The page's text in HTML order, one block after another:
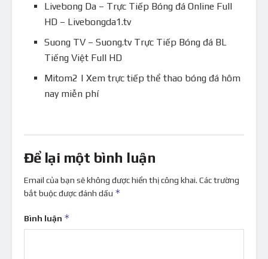
Livebong Da – Trực Tiếp Bóng đá Online Full
HD – Livebongda1.tv
Suong TV – Suong.tv Trực Tiếp Bóng đá BL
Tiếng Việt Full HD
Mitom2 | Xem trực tiếp thể thao bóng đá hôm
nay miễn phí
Để lại một bình luận
Email của bạn sẽ không được hiển thị công khai. Các trường
bắt buộc được đánh dấu *
Bình luận *